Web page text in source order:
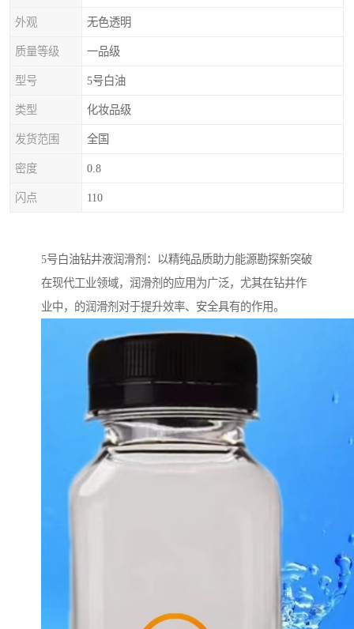
外观 无色透明
质量等级 一品级
型号 5号白油
类型 化妆品级
发货范围 全国
密度 0.8
闪点 110
5号白油钻井液润滑剂：以精纯品质助力能源勘探新突破
在现代工业领域，润滑剂的应用为广泛，尤其在钻井作
业中，的润滑剂对于提升效率、安全具有的作用。